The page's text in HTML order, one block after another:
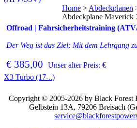
Offroad | Fahrsicherheitstraining
Der Weg ist das Ziel: Mit dem Lehrgang
€ 385,00 Unser alter Preis: €
Home > Abdeckplanen
Abdeckplane Maverick
X3 Turbo (17-..)
Copyright © 2005-2026 by Black Forest
Gelbstein 13A, 79206 Breisach